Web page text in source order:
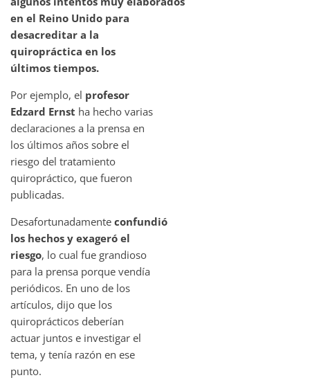
en el Reino Unido para
desacreditar a la
quiropráctica en los
últimos tiempos.
Por ejemplo, el profesor
Edzard Ernst ha hecho varias
declaraciones a la prensa en
los últimos años sobre el
riesgo del tratamiento
quiropráctico, que fueron
publicadas.
Desafortunadamente confundió
los hechos y exageró el
riesgo, lo cual fue grandioso
para la prensa porque vendía
periódicos. En uno de los
artículos, dijo que los
quiroprácticos deberían
actuar juntos e investigar el
tema, y ​​tenía razón en ese
punto.